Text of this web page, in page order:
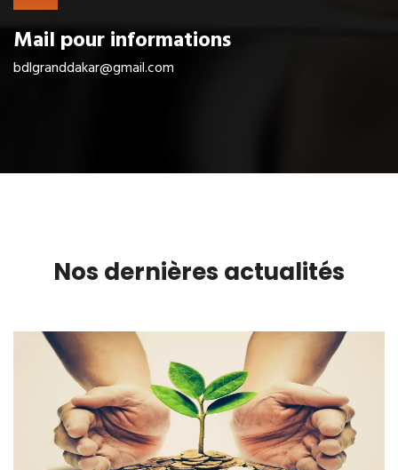
Mail pour informations
bdlgranddakar@gmail.com
Nos dernières actualités